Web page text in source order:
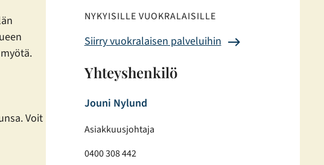
Voit
NYKYISILLE VUOKRALAISILLE
Siirry vuokralaisen palveluihin
Yhteyshenkilö
Jouni Nylund
Asiakkuusjohtaja
0400 308 442